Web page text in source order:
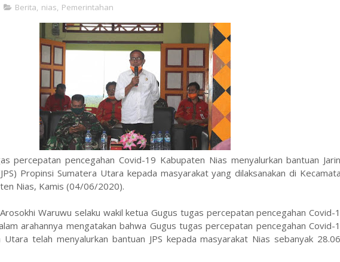
Berita nias Pemerintahan
percepatan pencegahan Covid-19 Kabupaten Nias menyalurkan bantuan
Propinsi Sumatera Utara kepada masyarakat yang dilaksanakan di
Nias, Kamis (04/06/2020).
Waruwu selaku wakil ketua Gugus tugas percepatan pencegahan Covid-
arahannya mengatakan bahwa Gugus tugas percepatan pencegahan Covid-
Utara telah menyalurkan bantuan JPS kepada masyarakat Nias sebanyak